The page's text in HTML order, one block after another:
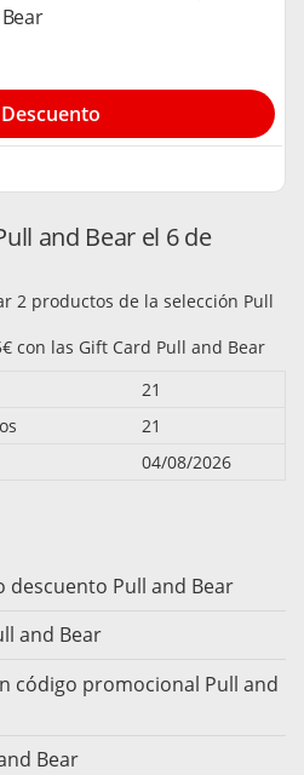
and Bear el 6 de
2 productos de la selección Pull
con las Gift Card Pull and Bear
21
21
04/08/2026
descuento Pull and Bear
and Bear
código promocional Pull and
Bear